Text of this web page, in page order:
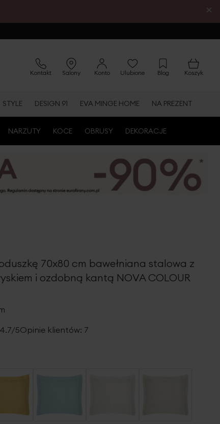
×
Kontakt Salony Konto Ulubione Blog Koszyk
STYLE DESIGN 91 EVA MINGE HOME NA PREZENT
NARZUTY KOCE OBRUSY DEKORACJE
70x80 cm bawełniana stalowa z
i ozdobną kantą NOVA COLOUR
4.7/5Opinie klientów: 7